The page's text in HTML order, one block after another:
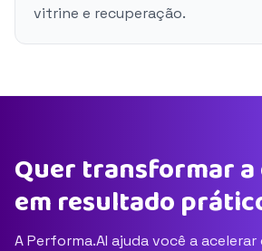
vitrine e recuperação.
Quer transformar a
em resultado
A Performa.AI ajuda você a